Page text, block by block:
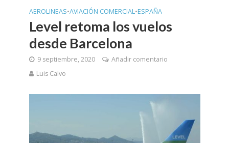
AEROLINEAS•AVIACIÓN COMERCIAL•ESPAÑA
Level retoma los vuelos
desde Barcelona
9 septiembre, 2020
Añadir comentario
Luis Calvo